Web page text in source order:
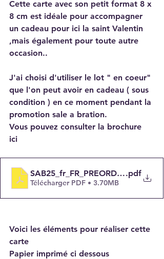
Cette carte avec son petit format 8 x
8 cm est idéale pour accompagner
un cadeau pour ici la saint Valentin
,mais également pour toute autre
occasion..
J'ai choisi d'utiliser le lot " en coeur"
que l'on peut avoir en cadeau ( sous
condition ) en ce moment pendant la
promotion sale a bration.
Vous pouvez consulter la brochure
ici
SAB25_fr_FR_PREORDER.pdf
Télécharger PDF • 3.70MB
Voici les éléments pour réaliser cette
carte
Papier imprimé ci dessous